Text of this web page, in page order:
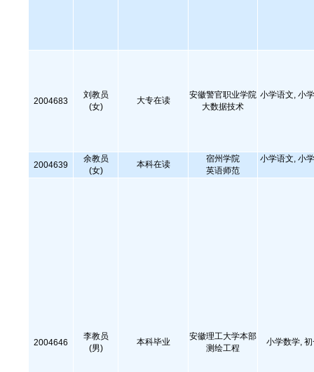
2004683
刘教员
(女)
大专在读
安徽警官职业学院
大数据技术
小学语文, 小
2004639
余教员
(女)
本科在读
宿州学院
英语师范
小学语文, 小
2004646
李教员
(男)
本科毕业
安徽理工大学本部
测绘工程
小学数学,